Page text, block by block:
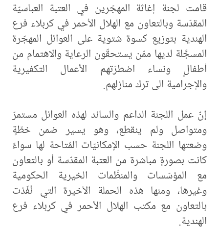
قامت لجنة إغاثة المهجّرين في العتبة العباسيّة
المقدّسة وبالتعاون مع الهلال الأحمر في كربلاء فرع
الهندية بتوزيع كسوة شتوية على العوائل المهجّرة
المسجَّلة لديها ممّن يستحقّون الرعاية والاهتمام من
أطفالٍ ونساء اضطرّتهم الأعمال التكفيرية
والإجرامية الى ترك منازلهم.
إنّ عمل اللجنة الداعم والساند لهذه العوائل مستمرّ
ومتواصل ولم ينقطع، وهو يسير ضمن خطّةٍ
وضعتها اللجنة حسب الإمكانيّات المُتاحة لها سواءً
كانت بصورةٍ مباشرة من العتبة المقدّسة أو بالتعاون
مع المؤسّسات والمنظّمات الخيرية الحكومية
وغيرها، ومنها هذه الحملة الأخيرة التي نُفّذت
بالتعاون مع مكتب الهلال الأحمر في كربلاء فرع
الهندية.